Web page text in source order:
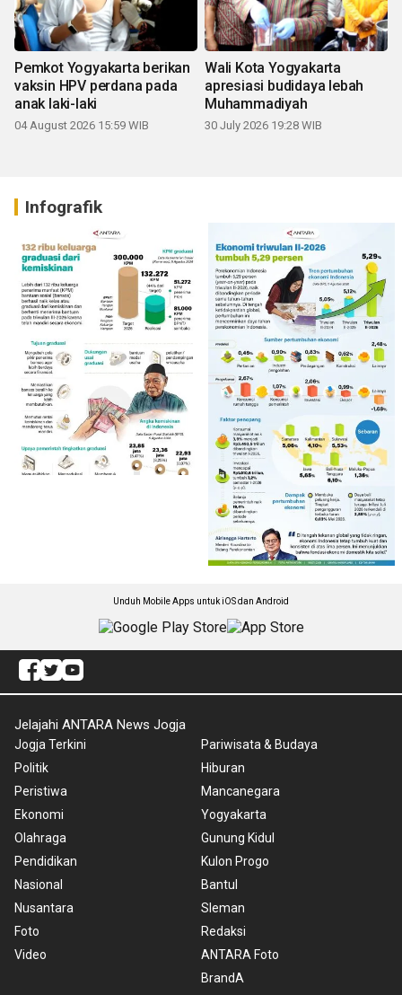
Pemkot Yogyakarta berikan
vaksin HPV perdana pada
anak laki-laki
04 August 2026 15:59 WIB
Wali Kota Yogyakarta
apresiasi budidaya lebah
Muhammadiyah
30 July 2026 19:28 WIB
Infografik
Unduh Mobile Apps untuk iOS dan Android
Jelajahi ANTARA News Jogja
Jogja Terkini
Politik
Peristiwa
Ekonomi
Olahraga
Pendidikan
Nasional
Nusantara
Foto
Video
Pariwisata & Budaya
Hiburan
Mancanegara
Yogyakarta
Gunung Kidul
Kulon Progo
Bantul
Sleman
Redaksi
ANTARA Foto
BrandA